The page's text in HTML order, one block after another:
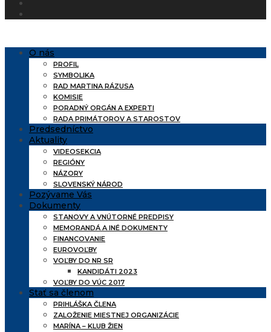
O nás
PROFIL
SYMBOLIKA
RAD MARTINA RÁZUSA
KOMISIE
PORADNÝ ORGÁN A EXPERTI
RADA PRIMÁTOROV A STAROSTOV
Predsedníctvo
Aktuality
VIDEOSEKCIA
REGIÓNY
NÁZORY
SLOVENSKÝ NÁROD
Pozývame Vás
Dokumenty
STANOVY A VNÚTORNÉ PREDPISY
MEMORANDÁ A INÉ DOKUMENTY
FINANCOVANIE
EUROVOĽBY
VOĽBY DO NR SR
KANDIDÁTI 2023
VOĽBY DO VÚC 2017
Stať sa členom
PRIHLÁŠKA ČLENA
ZALOŽENIE MIESTNEJ ORGANIZÁCIE
MARÍNA – KLUB ŽIEN